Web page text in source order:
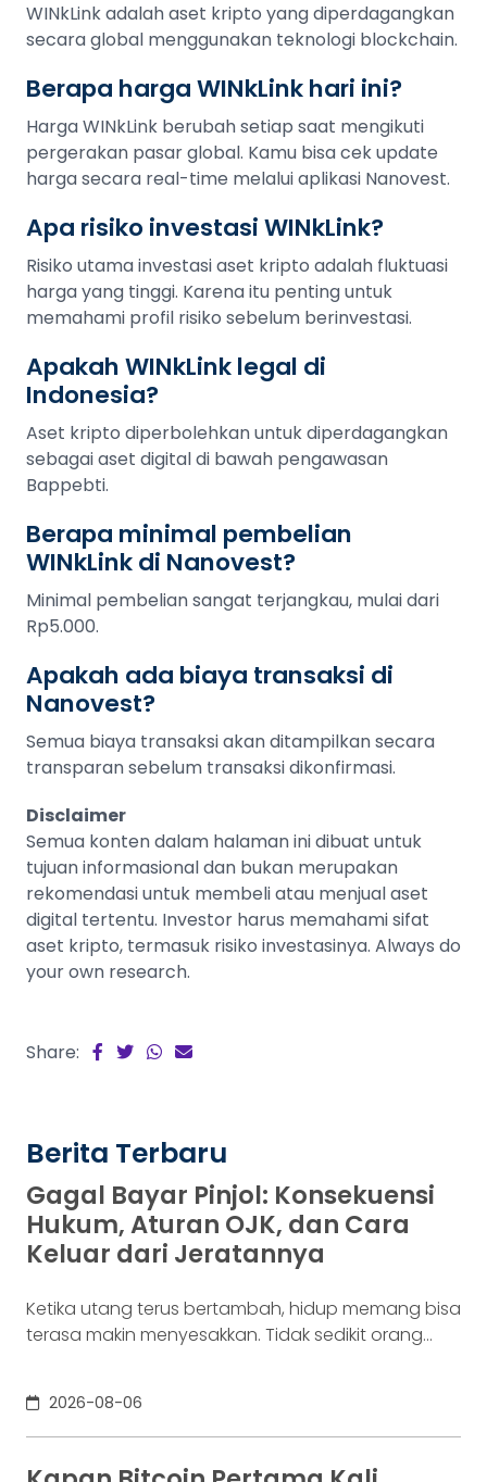
WINkLink adalah aset kripto yang diperdagangkan
secara global menggunakan teknologi blockchain.
Berapa harga WINkLink hari ini?
Harga WINkLink berubah setiap saat mengikuti
pergerakan pasar global. Kamu bisa cek update
harga secara real-time melalui aplikasi Nanovest.
Apa risiko investasi WINkLink?
Risiko utama investasi aset kripto adalah fluktuasi
harga yang tinggi. Karena itu penting untuk
memahami profil risiko sebelum berinvestasi.
Apakah WINkLink legal di
Indonesia?
Aset kripto diperbolehkan untuk diperdagangkan
sebagai aset digital di bawah pengawasan
Bappebti.
Berapa minimal pembelian
WINkLink di Nanovest?
Minimal pembelian sangat terjangkau, mulai dari
Rp5.000.
Apakah ada biaya transaksi di
Nanovest?
Semua biaya transaksi akan ditampilkan secara
transparan sebelum transaksi dikonfirmasi.
Disclaimer
Semua konten dalam halaman ini dibuat untuk
tujuan informasional dan bukan merupakan
rekomendasi untuk membeli atau menjual aset
digital tertentu. Investor harus memahami sifat
aset kripto, termasuk risiko investasinya. Always do
your own research.
Share:
Berita Terbaru
Gagal Bayar Pinjol: Konsekuensi
Hukum, Aturan OJK, dan Cara
Keluar dari Jeratannya
Ketika utang terus bertambah, hidup memang bisa
terasa makin menyesakkan. Tidak sedikit orang
kondisi yang kita kenal sebagai gagal bayar. Ini
bukan masalah segelintir orang. Mengutip laporan
OJK dari dataindonesia.id, angka kredit macet di
2026-08-06